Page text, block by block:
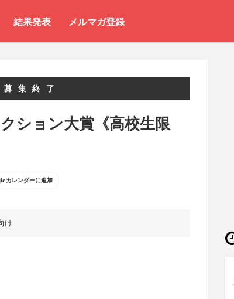
結果発表 メルマガ登録
募集終了
ション大賞《高校生限
カレンダーに追加
け